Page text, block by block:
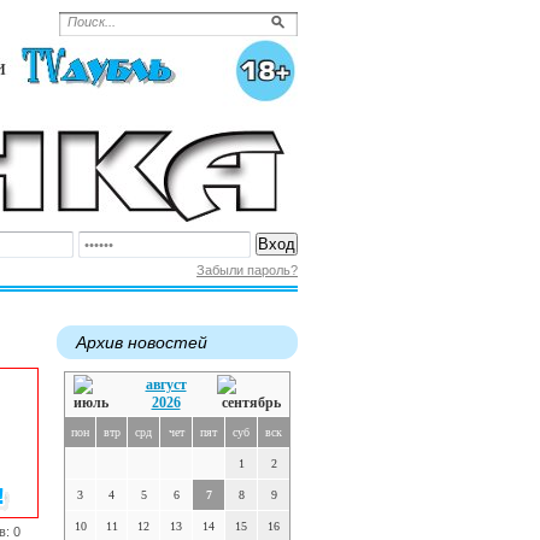
Забыли пароль?
0
Архив новостей
август
2026
пон втр срд чет пят суб вск
1 2
3 4 5 6 7 8 9
10 11 12 13 14 15 16